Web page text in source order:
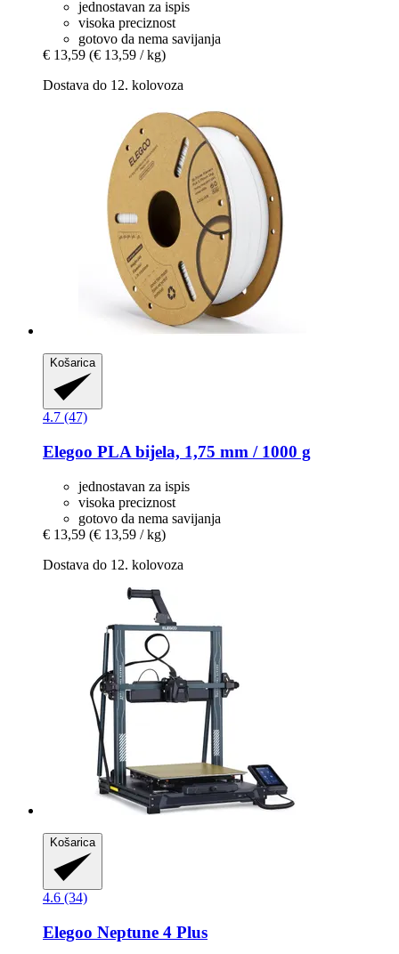
jednostavan za ispis
visoka preciznost
gotovo da nema savijanja
€ 13,59 (€ 13,59 / kg)
Dostava do 12. kolovoza
Košarica
4.7 (47)
Elegoo PLA bijela, 1,75 mm / 1000 g
jednostavan za ispis
visoka preciznost
gotovo da nema savijanja
€ 13,59 (€ 13,59 / kg)
Dostava do 12. kolovoza
Košarica
4.6 (34)
Elegoo Neptune 4 Plus